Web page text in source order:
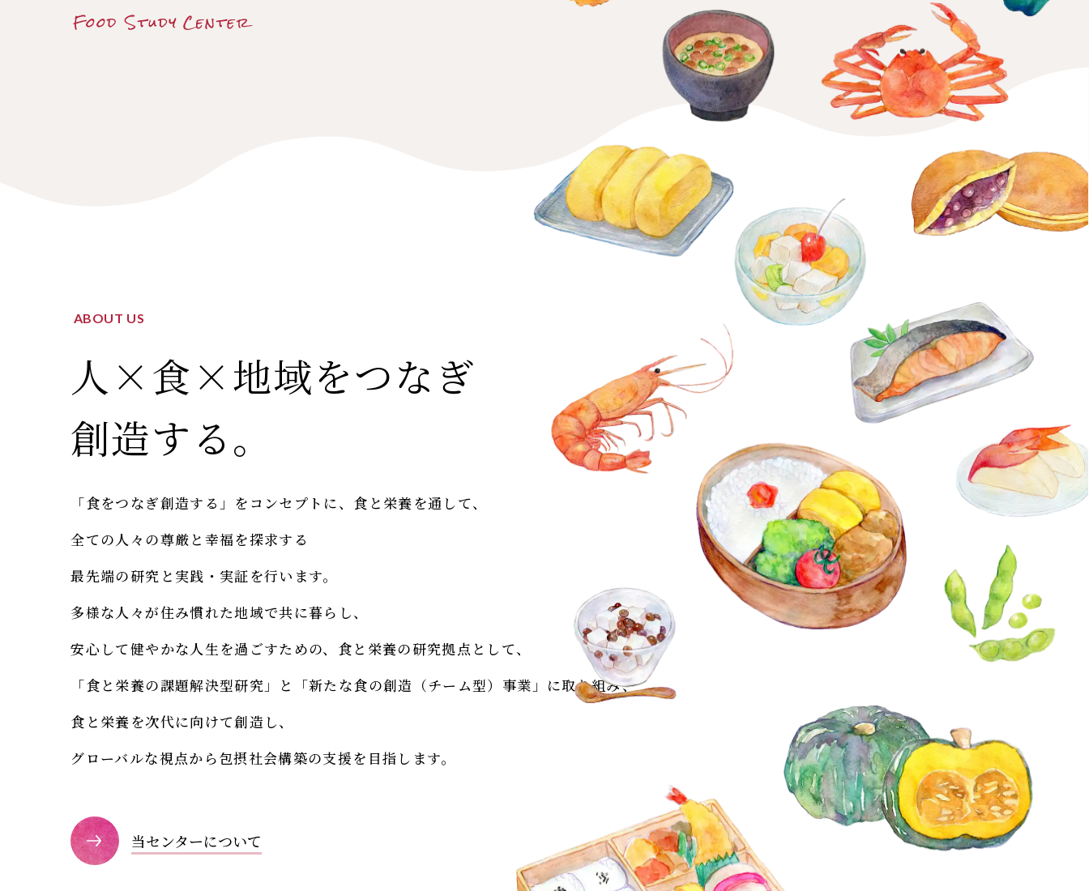
ABOUT US
人×食×地域をつなぎ
創造する。
「食をつなぎ創造する」をコンセプトに、食と栄養を通して、
全ての人々の尊厳と幸福を探求する
最先端の研究と実践・実証を行います。
多様な人々が住み慣れた地域で共に暮らし、
安心して健やかな人生を過ごすための、食と栄養の研究拠点として、
「食と栄養の課題解決型研究」と「新たな食の創造（チーム型）事業」に取り組み、
食と栄養を次代に向けて創造し、
グローバルな視点から包摂社会構築の支援を目指します。
当センターについて